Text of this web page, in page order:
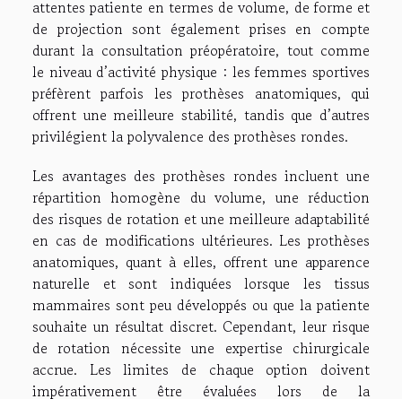
attentes patiente en termes de volume, de forme et
de projection sont également prises en compte
durant la consultation préopératoire, tout comme
le niveau d’activité physique : les femmes sportives
préfèrent parfois les prothèses anatomiques, qui
offrent une meilleure stabilité, tandis que d’autres
privilégient la polyvalence des prothèses rondes.
Les avantages des prothèses rondes incluent une
répartition homogène du volume, une réduction
des risques de rotation et une meilleure adaptabilité
en cas de modifications ultérieures. Les prothèses
anatomiques, quant à elles, offrent une apparence
naturelle et sont indiquées lorsque les tissus
mammaires sont peu développés ou que la patiente
souhaite un résultat discret. Cependant, leur risque
de rotation nécessite une expertise chirurgicale
accrue. Les limites de chaque option doivent
impérativement être évaluées lors de la